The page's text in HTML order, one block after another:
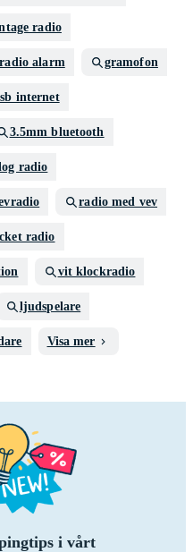
radio
radio alarm gramofon
internet
3.5mm bluetooth
radio
radio med vev
radio
vit klockradio
ljudspelare
Visa mer
i vårt